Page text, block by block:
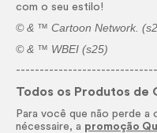
com o seu estilo!
© & ™ Cartoon Network.
© & ™ WBEI (s25)
Todos os Produtos de
Para você que não perde a
nécessaire, a promoção